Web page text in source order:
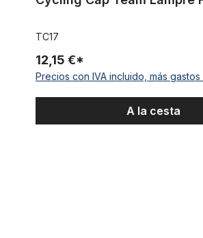
TC17
12,15 €*
Precios con IVA incluido, más
A la cesta